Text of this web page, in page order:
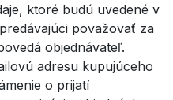
ktoré budú uvedené v
považovať za
objednávateľ.
adresu kupujúceho
o prijatí